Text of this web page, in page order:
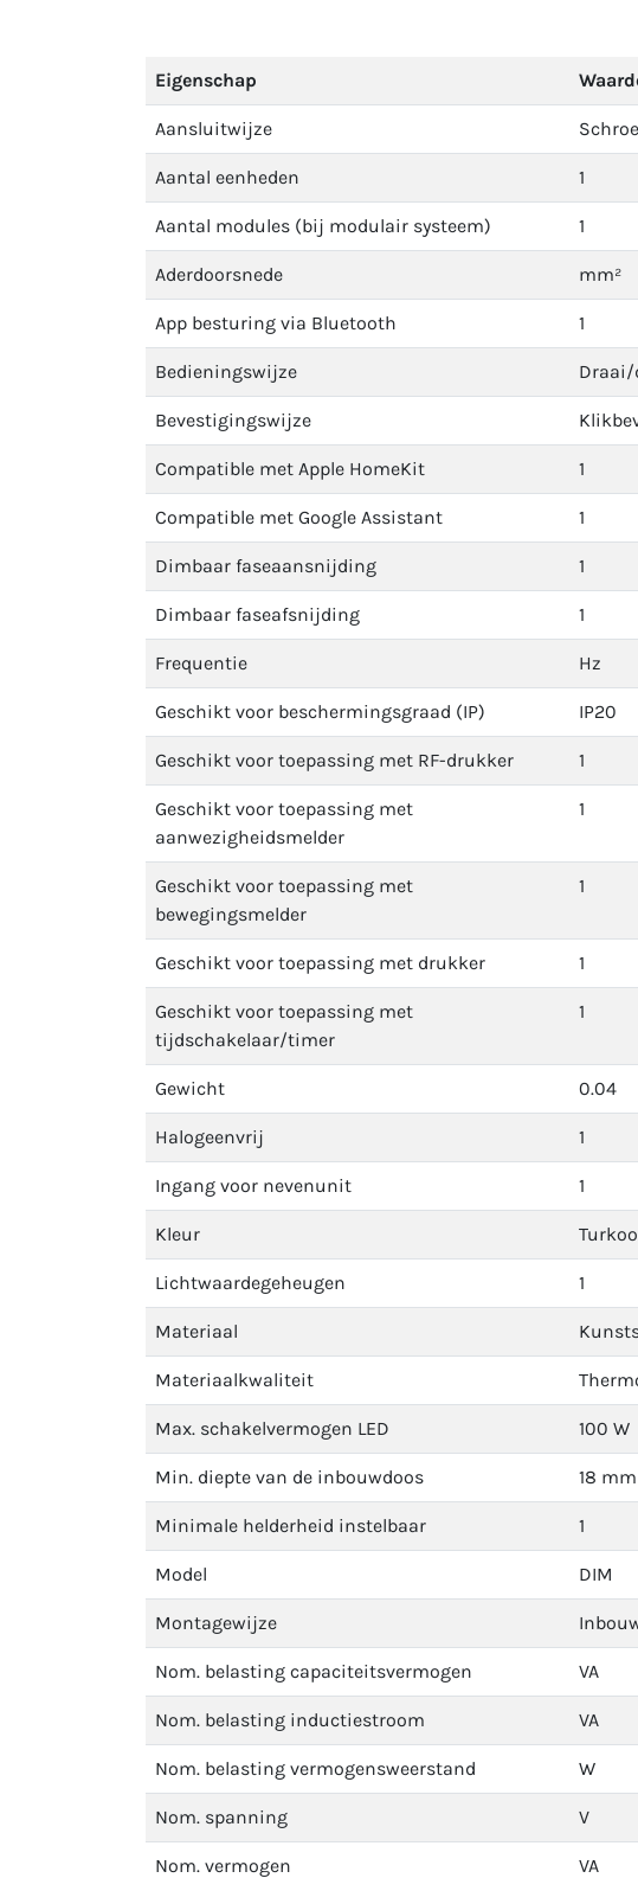
Eigenschap
Aansluitwijze
Aantal eenheden 1
Aantal modules (bij modulair systeem) 1
Aderdoorsnede mm²
App besturing via Bluetooth 1
Bedieningswijze
Bevestigingswijze
Compatible met Apple HomeKit 1
Compatible met Google Assistant 1
Dimbaar faseaansnijding 1
Dimbaar faseafsnijding 1
Frequentie Hz
Geschikt voor beschermingsgraad (IP) IP20
Geschikt voor toepassing met RF-drukker 1
Geschikt voor toepassing met
aanwezigheidsmelder
1
Geschikt voor toepassing met
bewegingsmelder
1
Geschikt voor toepassing met drukker 1
Geschikt voor toepassing met
tijdschakelaar/timer
1
Gewicht 0.04
Halogeenvrij 1
Ingang voor nevenunit 1
Kleur
Lichtwaardegeheugen 1
Materiaal
Materiaalkwaliteit
Max. schakelvermogen LED 100 W
Min. diepte van de inbouwdoos 18 mm
Minimale helderheid instelbaar 1
Model DIM
Montagewijze
Nom. belasting capaciteitsvermogen VA
Nom. belasting inductiestroom VA
Nom. belasting vermogensweerstand W
Nom. spanning V
Nom. vermogen VA